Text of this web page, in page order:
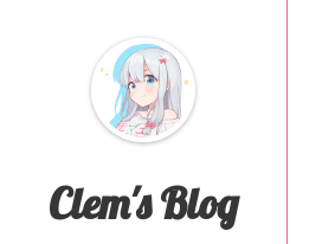
Clem's Blog